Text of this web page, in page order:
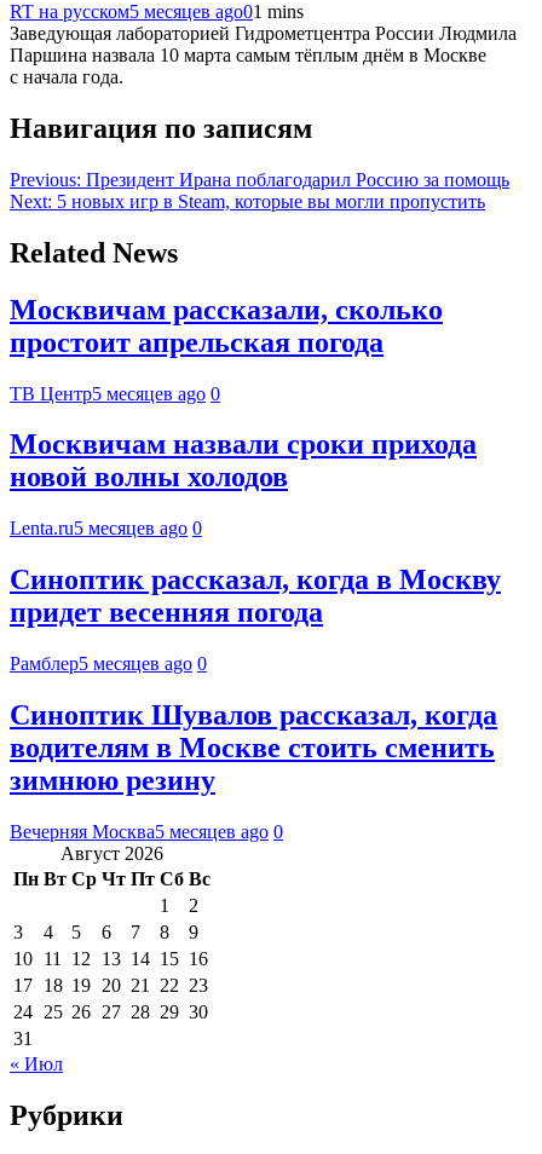
RT на русском5 месяцев ago01 mins
Заведующая лабораторией Гидрометцентра России Людмила
Паршина назвала 10 марта самым тёплым днём в Москве
с начала года.
Навигация по записям
Previous: Президент Ирана поблагодарил Россию за помощь
Next: 5 новых игр в Steam, которые вы могли пропустить
Related News
Москвичам рассказали, сколько
простоит апрельская погода
ТВ Центр5 месяцев ago 0
Москвичам назвали сроки прихода
новой волны холодов
Lenta.ru5 месяцев ago 0
Синоптик рассказал, когда в Москву
придет весенняя погода
Рамблер5 месяцев ago 0
Синоптик Шувалов рассказал, когда
водителям в Москве стоить сменить
зимнюю резину
Вечерняя Москва5 месяцев ago 0
Август 2026
Пн Вт Ср Чт Пт Сб Вс
1
2
3
4 5 6 7 8
9
10 11 12 13 14 15 16
17 18 19 20 21 22 23
24 25 26 27 28 29 30
31
« Июл
Рубрики